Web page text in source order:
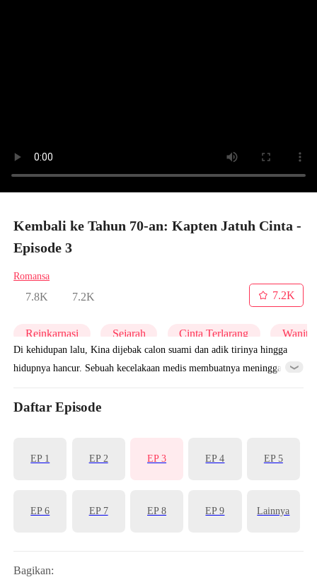
Kembali ke Tahun 70-an: Kapten Jatuh Cinta -
Episode 3
Romansa
7.8K 7.2K
7.2K
Reinkarnasi Sejarah Cinta Terlarang Wanita
Di kehidupan lalu, Kina dijebak calon suami dan adik tirinya hingga
hidupnya hancur. Sebuah kecelakaan medis membuatnya meninggal.
dia memilih nikah dengan Tian yang 14 tahun lebih tua darinya, lalu
Daftar Episode
EP 1 EP 2 EP 3 EP 4 EP 5
EP 6 EP 7 EP 8 EP 9 Lainnya
Bagikan: